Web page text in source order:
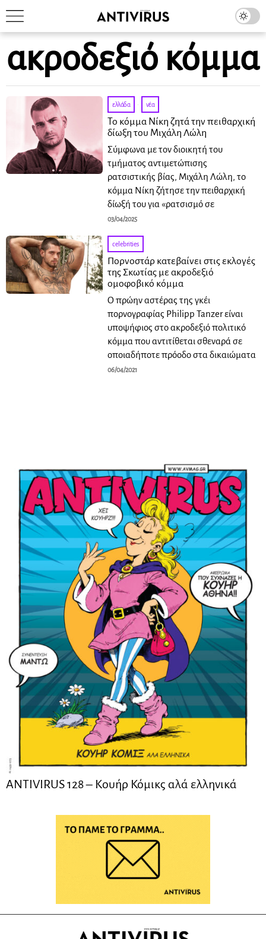
ακροδεξιό κόμμα
ελλάδα · νέα
Το κόμμα Νίκη ζητά την πειθαρχική
δίωξη του Μιχάλη Λώλη
Σύμφωνα με τον διοικητή του
τμήματος αντιμετώπισης
ρατσιστικής βίας, Μιχάλη Λώλη, το
κόμμα Νίκη ζήτησε την πειθαρχική
δίωξή του για «ρατσισμό σε
03/04/2025
celebrities
Πορνοστάρ κατεβαίνει στις εκλογές
της Σκωτίας με ακροδεξιό
ομοφοβικό κόμμα
Ο πρώην αστέρας της γκέι
πορνογραφίας Philipp Tanzer είναι
υποψήφιος στο ακροδεξιό πολιτικό
κόμμα που αντιτίθεται σθεναρά σε
οποιαδήποτε πρόοδο στα δικαιώματα
06/04/2021
ANTIVIRUS 128 – Kουήρ Κόμικς αλά ελληνικά